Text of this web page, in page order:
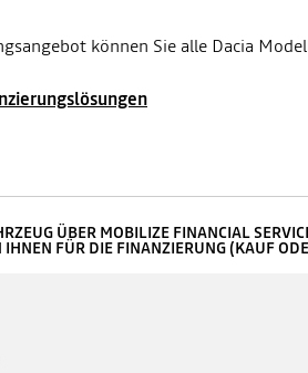
können Sie alle Dacia
ÜBER MOBILIZE FINANCIAL
FÜR DIE FINANZIERUNG (KAUF